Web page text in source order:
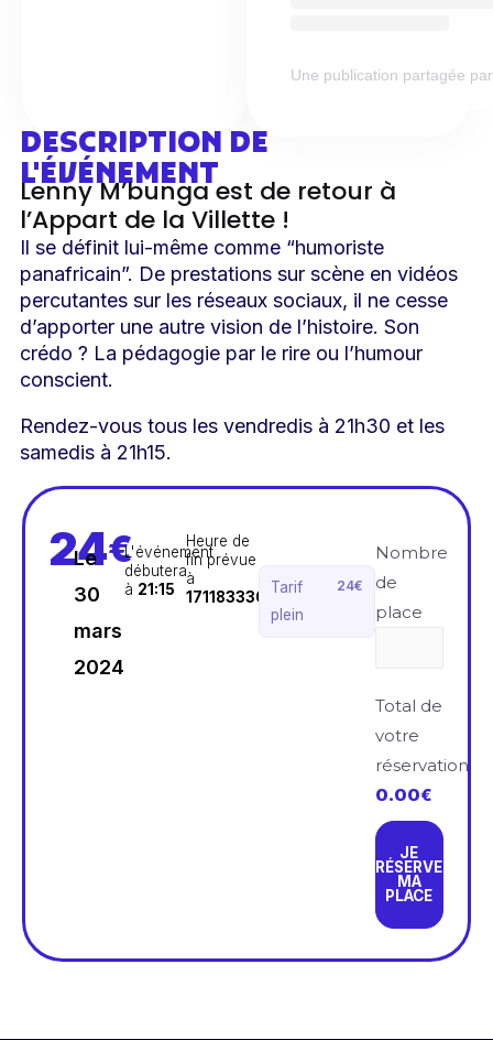
Une publication partagée
DESCRIPTION DE
L'ÉVÉNEMENT
Lenny M’bunga est de retour à
l’Appart de la Villette !
Il se définit lui-même comme “humoriste
panafricain”. De prestations sur scène en vidéos
percutantes sur les réseaux sociaux, il ne cesse
d’apporter une autre vision de l’histoire. Son
crédo ? La pédagogie par le rire ou l’humour
conscient.
Rendez-vous tous les vendredis à 21h30 et les
samedis à 21h15.
24€
Le
30
mars
2024
L'événement
débutera
à 21:15
Heure de
fin prévue
à
1711833300
Tarif
plein
24€
Nombre
de
place
Total de
votre
réservation
0.00€
JE
RÉSERVE
MA
PLACE